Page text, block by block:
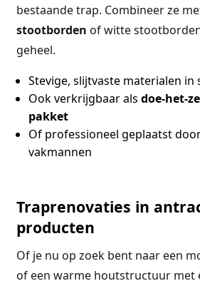
bestaande trap. Combineer ze
stootborden of witte
geheel.
Stevige, slijtvaste materialen in
Ook verkrijgbaar als doe-het-
pakket
Of professioneel geplaatst
vakmannen
Traprenovaties in
producten
Of je nu op zoek bent naar een
of een warme houtstructuur met